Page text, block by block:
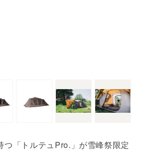
つ「トルテュPro.」が雪峰祭限定